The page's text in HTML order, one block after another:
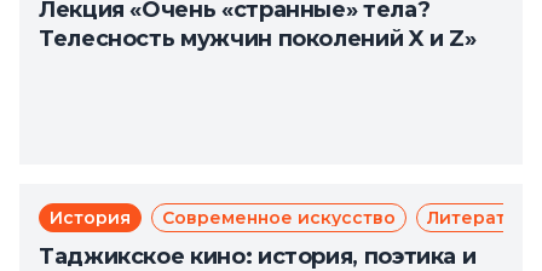
Лекция «Очень «странные» тела?
Телесность мужчин поколений X и Z»
История Современное искусство Литература
Таджикское кино: история, поэтика и